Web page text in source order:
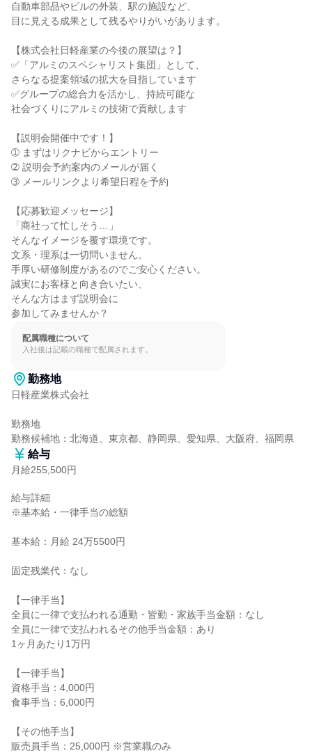
自動車部品やビルの外装、駅の施設など、
目に見える成果として残るやりがいがあります。
【株式会社日軽産業の今後の展望は？】
✅「アルミのスペシャリスト集団」として、
さらなる提案領域の拡大を目指しています
✅グループの総合力を活かし、持続可能な
社会づくりにアルミの技術で貢献します
【説明会開催中です！】
➀ まずはリクナビからエントリー
➁ 説明会予約案内のメールが届く
➂ メールリンクより希望日程を予約
【応募歓迎メッセージ】
「商社って忙しそう…」
そんなイメージを覆す環境です。
文系・理系は一切問いません。
手厚い研修制度があるのでご安心ください。
誠実にお客様と向き合いたい、
そんな方はまず説明会に
参加してみませんか？
配属職種について
入社後は記載の職種で配属されます。
勤務地
日軽産業株式会社
勤務地
勤務候補地：北海道、東京都、静岡県、愛知県、大阪府、福岡県
給与
月給255,500円
給与詳細
※基本給・一律手当の総額
基本給：月給 24万5500円
固定残業代：なし
【一律手当】
全員に一律で支払われる通勤・皆勤・家族手当金額：なし
全員に一律で支払われるその他手当金額：あり
1ヶ月あたり1万円
【一律手当】
資格手当：4,000円
食事手当：6,000円
【その他手当】
販売員手当：25,000円 ※営業職のみ